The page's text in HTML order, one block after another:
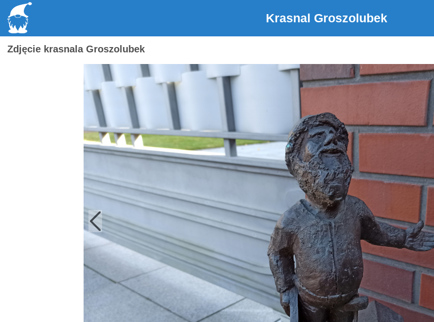
Krasnal Groszolubek
Zdjęcie krasnala Groszolubek